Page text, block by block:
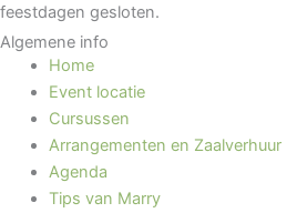
feestdagen gesloten.
Algemene info
Home
Event locatie
Cursussen
Arrangementen en Zaalverhuur
Agenda
Tips van Marry